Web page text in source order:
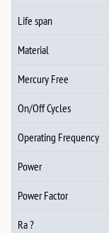
Life span
Material
Mercury Free
On/Off Cycles
Operating Frequency
Power
Power Factor
Ra ?